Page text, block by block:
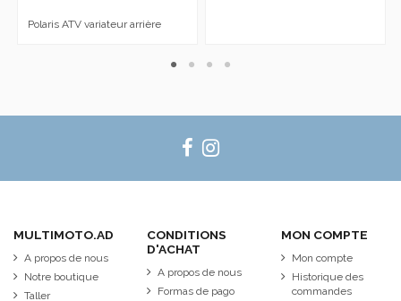
Polaris ATV variateur arrière
MULTIMOTO.AD
A propos de nous
Notre boutique
Taller
CONDITIONS
D'ACHAT
A propos de nous
Formas de pago
MON COMPTE
Mon compte
Historique des
commandes